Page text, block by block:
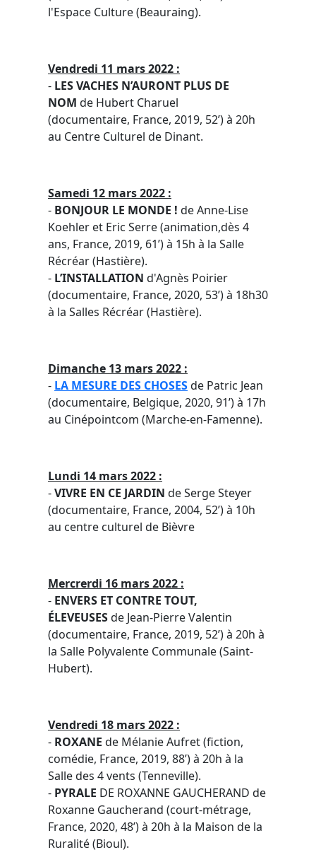
l'Espace Culture (Beauraing).
Vendredi 11 mars 2022 :
- LES VACHES N’AURONT PLUS DE
NOM de Hubert Charuel
(documentaire, France, 2019, 52’) à 20h
au Centre Culturel de Dinant.
Samedi 12 mars 2022 :
- BONJOUR LE MONDE ! de Anne-Lise
Koehler et Eric Serre (animation,dès 4
ans, France, 2019, 61’) à 15h à la Salle
Récréar (Hastière).
- L’INSTALLATION d'Agnès Poirier
(documentaire, France, 2020, 53’) à 18h30
à la Salles Récréar (Hastière).
Dimanche 13 mars 2022 :
- LA MESURE DES CHOSESde Patric Jean
(documentaire, Belgique, 2020, 91’) à 17h
au Cinépointcom (Marche-en-Famenne).
Lundi 14 mars 2022 :
-VIVRE EN CE JARDIN de Serge Steyer
(documentaire, France, 2004, 52’) à 10h
au centre culturel de Bièvre
Mercrerdi 16 mars 2022 :
- ENVERS ET CONTRE TOUT,
ÉLEVEUSESde Jean-Pierre Valentin
(documentaire, France, 2019, 52’) à 20h à
la Salle Polyvalente Communale (Saint-
Hubert).
Vendredi 18 mars 2022 :
- ROXANE de Mélanie Aufret (fiction,
comédie, France, 2019, 88’) à 20h à la
Salle des 4 vents (Tenneville).
- PYRALE DE ROXANNE GAUCHERAND de
Roxanne Gaucherand (court-métrage,
France, 2020, 48’) à 20h à la Maison de la
Ruralité (Bioul).